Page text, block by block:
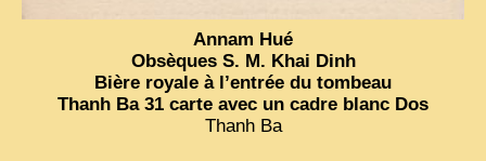
Annam Hué
Obsèques S. M. Khai Dinh
Bière royale à l’entrée du tombeau
Thanh Ba 31 carte avec un cadre blanc Dos
Thanh Ba